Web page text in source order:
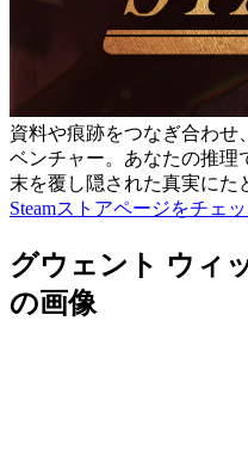
資料や痕跡をつなぎ合わせ
ベンチャー。あなたの推理
末を覆し隠された真実にた
Steamストアページをチェ
グウェント ウィ
の画像